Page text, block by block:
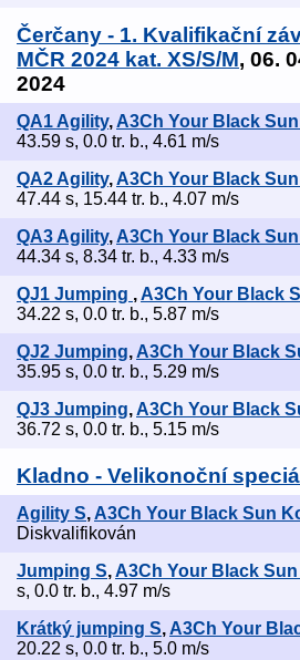
Čerčany - 1. Kvalifikační
MČR 2024 kat. XS/S/M, 06.
2024
QA1 Agility, A3Ch Your Black
43.59 s, 0.0 tr. b., 4.61 m/s
QA2 Agility,A3Ch Your Black
47.44 s, 15.44 tr. b., 4.07 m/s
QA3 Agility, A3Ch Your Black
44.34 s, 8.34 tr. b., 4.33 m/s
QJ1 Jumping ,A3Ch Your Black
34.22 s, 0.0 tr. b., 5.87 m/s
QJ2 Jumping, A3Ch Your Black
35.95 s, 0.0 tr. b., 5.29 m/s
QJ3 Jumping,A3Ch Your Black
36.72 s, 0.0 tr. b., 5.15 m/s
Kladno - Velikonoční speciál
Agility S, A3Ch Your Black Sun
Diskvalifikován
Jumping S,A3Ch Your Black
s, 0.0 tr. b., 4.97 m/s
Krátký jumping S, A3Ch Your
20.22 s, 0.0 tr. b., 5.0 m/s